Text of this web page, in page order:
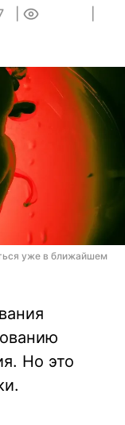
уже в ближайшем
Но это